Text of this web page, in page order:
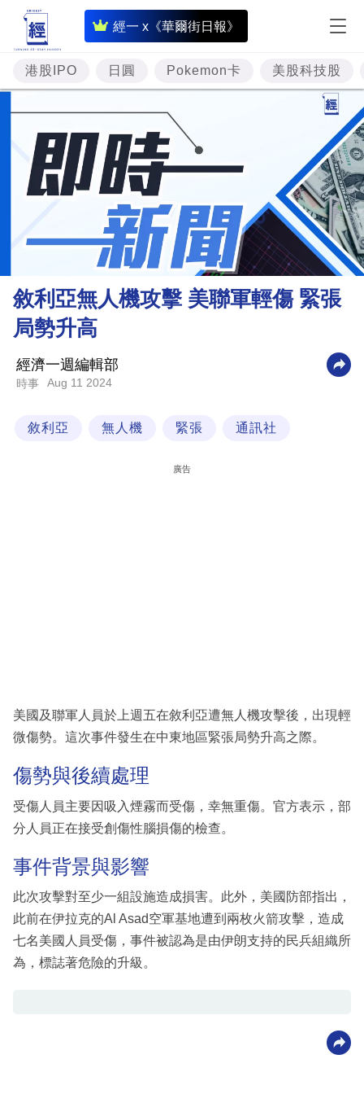
經一 x《華爾街日報》
即
時
財
經
專
題
投
資
樓
市
財
業
科
區
港股IPO 日圓 Pokemon卡 美股科技股
敘利亞無人機攻擊 美聯軍輕傷 緊張
局勢升高
經濟一週編輯部
時事 Aug 11 2024
敘利亞 無人機 緊張 通訊社
廣告
美國及聯軍人員於上週五在敘利亞遭無人機攻擊後，出現輕
微傷勢。這次事件發生在中東地區緊張局勢升高之際。
傷勢與後續處理
受傷人員主要因吸入煙霧而受傷，幸無重傷。官方表示，部
分人員正在接受創傷性腦損傷的檢查。
事件背景與影響
此次攻擊對至少一組設施造成損害。此外，美國防部指出，
此前在伊拉克的Al Asad空軍基地遭到兩枚火箭攻擊，造成
七名美國人員受傷，事件被認為是由伊朗支持的民兵組織所
為，標誌著危險的升級。